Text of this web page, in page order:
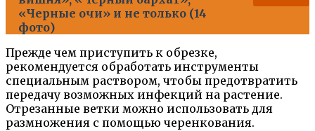
«Черные очи» и не только (14
фото)
Прежде чем приступить к обрезке,
рекомендуется обработать инструменты
специальным раствором, чтобы предотвратить
передачу возможных инфекций на растение.
Отрезанные ветки можно использовать для
размножения с помощью черенкования.